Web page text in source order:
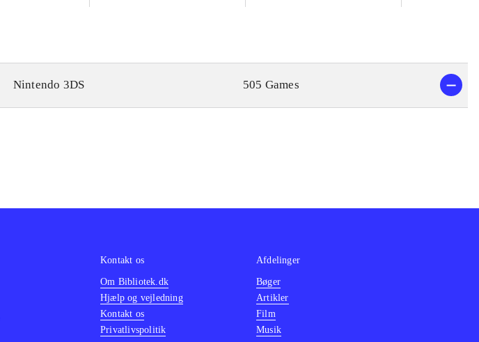
Nintendo 3DS 505 Games
Kontakt os
Om Bibliotek.dk
Hjælp og vejledning
Kontakt os
Privatlivspolitik
Afdelinger
Bøger
Artikler
Film
Musik